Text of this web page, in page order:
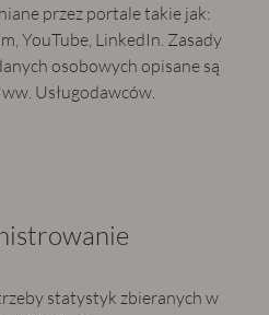
przez portale takie jak:
YouTube, LinkedIn. Zasady
osobowych opisane są
Usługodawców.
statystyk zbieranych w